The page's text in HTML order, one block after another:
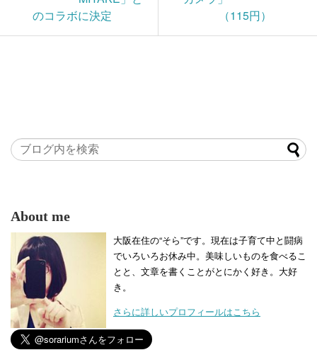
のコラボに決定
（115円）
About me
大阪在住の“そら”です。現在は子育て中と闘病
でいろいろお休み中。美味しいものを食べるこ
とと、文章を書くことがとにかく好き。大好
き。
さらに詳しいプロフィールはこちら